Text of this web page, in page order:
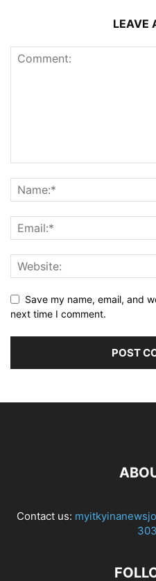
LEAVE
Save my name, email, and
next time I comment.
Contact us: